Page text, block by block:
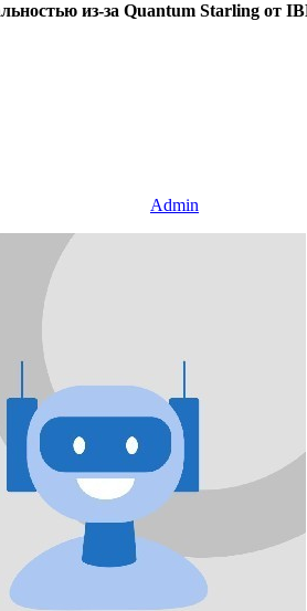
из-за Quantum Starling от
Admin